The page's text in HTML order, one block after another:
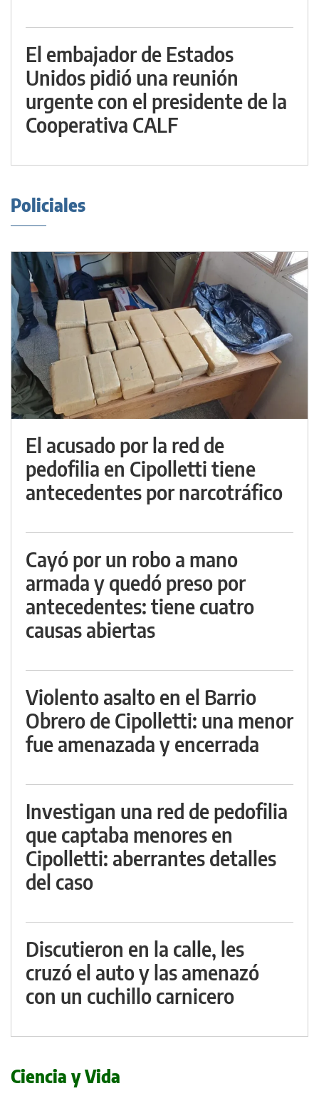
El embajador de Estados
Unidos pidió una reunión
urgente con el presidente de la
Cooperativa CALF
Policiales
El acusado por la red de
pedofilia en Cipolletti tiene
antecedentes por narcotráfico
Cayó por un robo a mano
armada y quedó preso por
antecedentes: tiene cuatro
causas abiertas
Violento asalto en el Barrio
Obrero de Cipolletti: una menor
fue amenazada y encerrada
Investigan una red de pedofilia
que captaba menores en
Cipolletti: aberrantes detalles
del caso
Discutieron en la calle, les
cruzó el auto y las amenazó
con un cuchillo carnicero
Ciencia y Vida